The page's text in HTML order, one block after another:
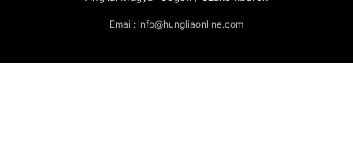
Email: info@hungliaonline.com